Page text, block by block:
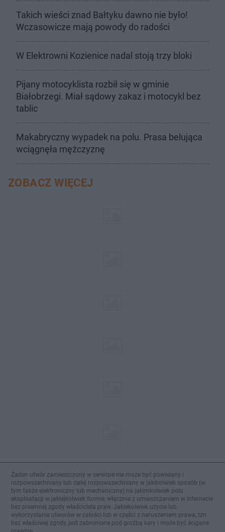
Takich wieści znad Bałtyku dawno nie było!
Wczasowicze mają powody do radości
W Elektrowni Kozienice nadal stoją trzy bloki
Pijany motocyklista rozbił się w gminie
Białobrzegi. Miał sądowy zakaz i motocykl bez
tablic
Makabryczny wypadek na polu. Prasa belująca
wciągnęła mężczyznę
ZOBACZ WIĘCEJ
Żaden utwór zamieszczony w serwisie nie może być powielany i
rozpowszechniany lub dalej rozpowszechniany w jakikolwiek sposób (w
tym także elektroniczny lub mechaniczny) na jakimkolwiek polu
eksploatacji w jakiejkolwiek formie, włącznie z umieszczaniem w Internecie
bez pisemnej zgody właściciela praw. Jakiekolwiek użycie lub
wykorzystanie utworów w całości lub w części z naruszeniem prawa, tzn.
bez właściwej zgody, jest zabronione pod groźbą kary i może być ścigane